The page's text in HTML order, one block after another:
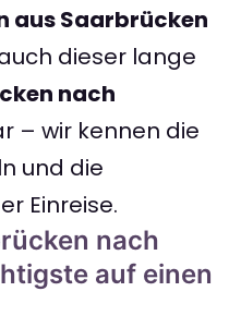
aus Saarbrücken
dieser lange
nach
– wir kennen die
und die
Einreise.
nach
auf einen